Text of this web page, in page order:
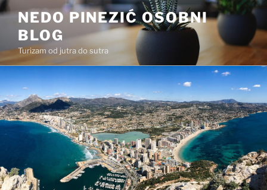
Preskoči
sadržaj
NEDO PINEZIĆ OSOBNI
BLOG
Turizam od jutra do sutra